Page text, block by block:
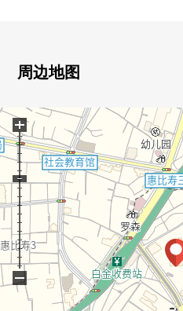
○ 东京地铁南北线、都营三田
○ 24小时有人管理
○ 灵活地运用先进技术的
○ 积水住宅株式会社开发并分
○ 三菱地所community株式会
○ 能和重要的宠物一起渡过(有
■ 共用服务、共用部(部分
○ 礼宾服务
○ Fitness Room
○ 贵宾室
○ 咖啡厅休息室
周边地图
+
−